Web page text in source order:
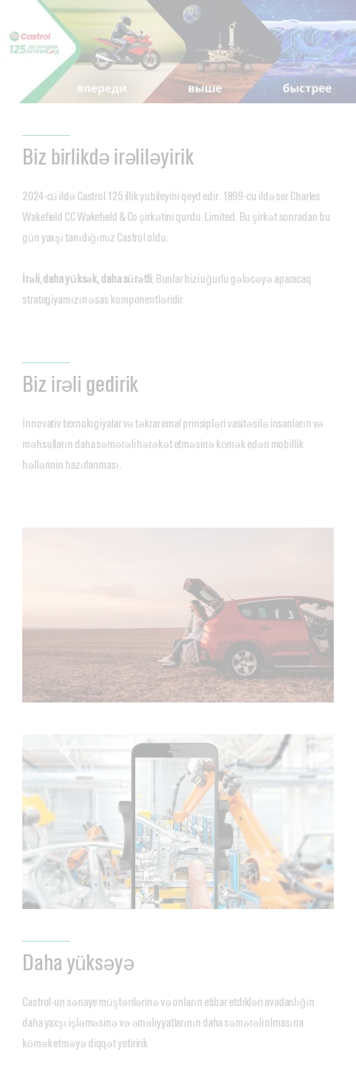
Biz birlikdə irəliləyirik
2024-cü ildə Castrol 125 illik yubileyini qeyd edir. 1899-cu ildə ser Charles
Wakefield CC Wakefield & Co şirkətini qurdu. Limited. Bu şirkət sonradan bu
gün yaxşı tanıdığımız Castrol oldu.
İrəli, daha yüksək, daha sürətli; Bunlar bizi uğurlu gələcəyə aparacaq
strategiyamızın əsas komponentləridir.
Biz irəli gedirik
İnnovativ texnologiyalar və təkrar emal prinsipləri vasitəsilə insanların və
məhsulların daha səmərəli hərəkət etməsinə kömək edən mobillik
həllərinin hazırlanması.
Daha yüksəyə
Castrol-un sənaye müştərilərinə və onların etibar etdikləri avadanlığın
daha yaxşı işləməsinə və əməliyyatlarının daha səmərəli olmasına
kömək etməyə diqqət yetiririk